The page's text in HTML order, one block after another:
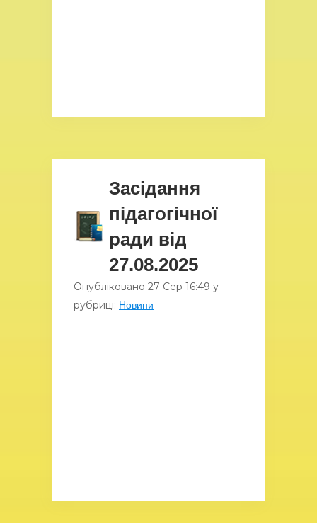
Засідання
підагогічної
ради від
27.08.2025
Опубліковано 27 Сер 16:49 у
рубриці: Новини